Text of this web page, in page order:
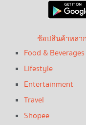
ช้อปสินค้าหลา
Food & Beverages
Lifestyle
Entertainment
Travel
Shopee